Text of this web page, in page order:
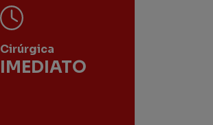
Cirúrgica
IMEDIATO